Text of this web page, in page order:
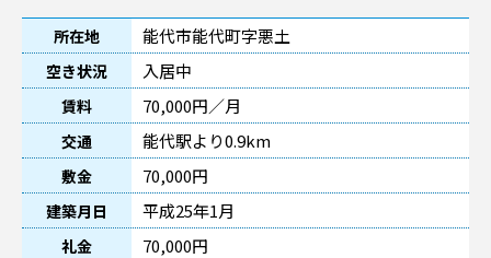
所在地 能代市能代町字悪土
空き状況 入居中
賃料 70,000円／月
交通 能代駅より0.9km
敷金 70,000円
建築月日 平成25年1月
礼金 70,000円